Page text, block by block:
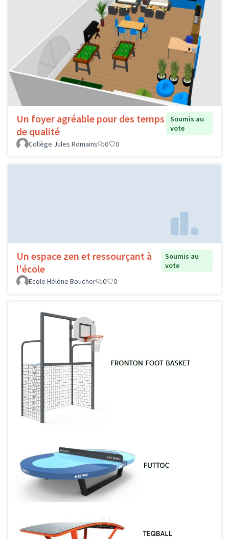
Un foyer agréable pour des temps
de qualité
Soumis au
vote
Collège Jules Romains
0 0
Un espace zen et ressourçant à
l'école
Soumis au
vote
Ecole Hélène Boucher
0 0